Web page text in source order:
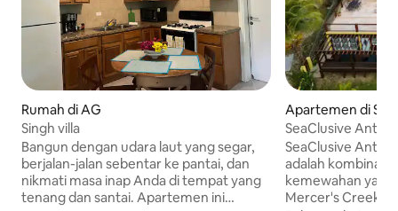
Rumah di AG
Singh villa
Bangun dengan udara laut yang segar,
berjalan-jalan sebentar ke pantai, dan
nikmati masa inap Anda di tempat yang
tenang dan santai. Apartemen ini
Apartemen di
e
SeaClusive
Suite A
SeaClusive
adalah kombinasi
kemewahan
Mercer's Creek di